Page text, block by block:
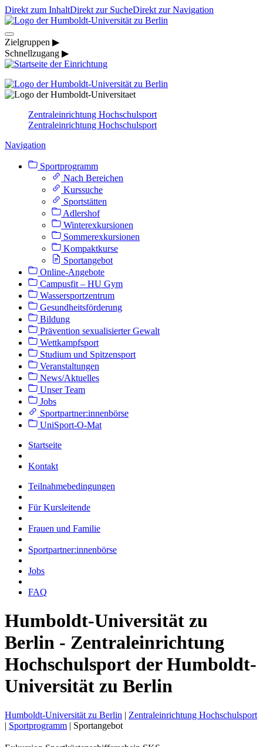
Direkt zum InhaltDirekt zur SucheDirekt zur Navigation
Zielgruppen ▶
Schnellzugang ▶
Zentraleinrichtung Hochschulsport
Zentraleinrichtung Hochschulsport
Navigation
Sportprogramm
Nach Bereichen
Kurssuche
Sportstätten
Adlershof
Winterexkursionen
Sommerexkursionen
Kompaktkurse
Sportangebot
Online-Angebote
Campusfit – HU Gym
Wassersportzentrum
Gesundheitsförderung
Bildung
Prävention sexualisierter Gewalt
Wettkampfsport
Studium und Spitzensport
Veranstaltungen
News/Aktuelles
Unser Team
Jobs
Sportpartner:innenbörse
UniSport-O-Mat
Startseite
Kontakt
Teilnahmebedingungen
Für Kursleitende
Frauen und Familie
Sportpartner:innenbörse
Jobs
FAQ
Humboldt-Universität zu
Berlin - Zentraleinrichtung
Hochschulsport der Humboldt-
Universität zu Berlin
Humboldt-Universität zu Berlin | Zentraleinrichtung Hochschulsport
| Sportprogramm | Sportangebot